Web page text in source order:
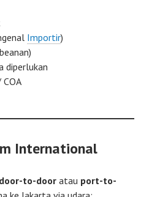
Importir)
diperlukan
International
door-to-door atau port-to-